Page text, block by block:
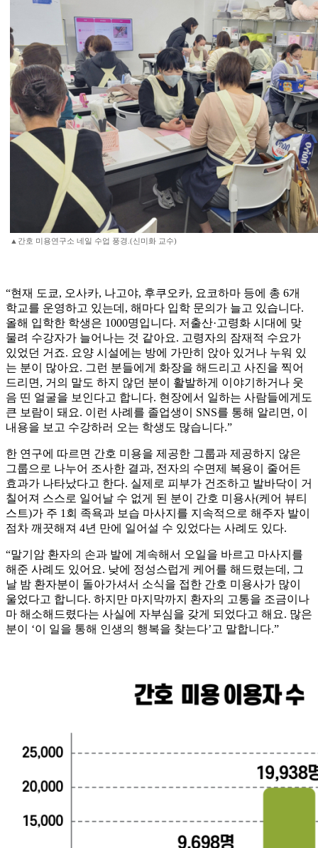
▲간호 미용연구소 네일 수업 풍경.(신미화 교수)
“현재 도쿄, 오사카, 나고야, 후쿠오카, 요코하마 등에 총 6개
학교를 운영하고 있는데, 해마다 입학 문의가 늘고 있습니다.
올해 입학한 학생은 1000명입니다. 저출산·고령화 시대에 맞
물려 수강자가 늘어나는 것 같아요. 고령자의 잠재적 수요가
있었던 거죠. 요양 시설에는 방에 가만히 앉아 있거나 누워 있
는 분이 많아요. 그런 분들에게 화장을 해드리고 사진을 찍어
드리면, 거의 말도 하지 않던 분이 활발하게 이야기하거나 웃
음 띤 얼굴을 보인다고 합니다. 현장에서 일하는 사람들에게도
큰 보람이 돼요. 이런 사례를 졸업생이 SNS를 통해 알리면, 이
내용을 보고 수강하러 오는 학생도 많습니다.”
한 연구에 따르면 간호 미용을 제공한 그룹과 제공하지 않은
그룹으로 나누어 조사한 결과, 전자의 수면제 복용이 줄어든
효과가 나타났다고 한다. 실제로 피부가 건조하고 발바닥이 거
칠어져 스스로 일어날 수 없게 된 분이 간호 미용사(케어 뷰티
스트)가 주 1회 족욕과 보습 마사지를 지속적으로 해주자 발이
점차 깨끗해져 4년 만에 일어설 수 있었다는 사례도 있다.
“말기암 환자의 손과 발에 계속해서 오일을 바르고 마사지를
해준 사례도 있어요. 낮에 정성스럽게 케어를 해드렸는데, 그
날 밤 환자분이 돌아가셔서 소식을 접한 간호 미용사가 많이
울었다고 합니다. 하지만 마지막까지 환자의 고통을 조금이나
마 해소해드렸다는 사실에 자부심을 갖게 되었다고 해요. 많은
분이 ‘이 일을 통해 인생의 행복을 찾는다’고 말합니다.”